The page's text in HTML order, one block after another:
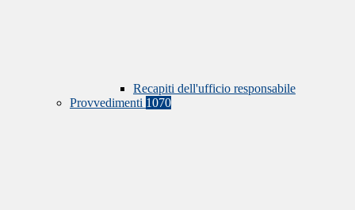
Recapiti dell'ufficio responsabile
Provvedimenti 1070